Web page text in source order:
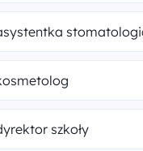
szkoły